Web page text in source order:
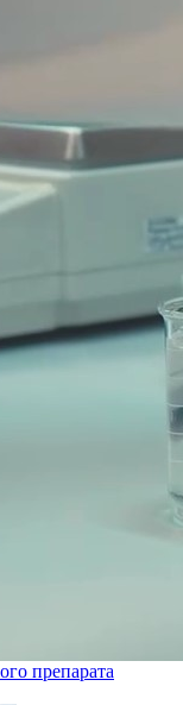
препарата